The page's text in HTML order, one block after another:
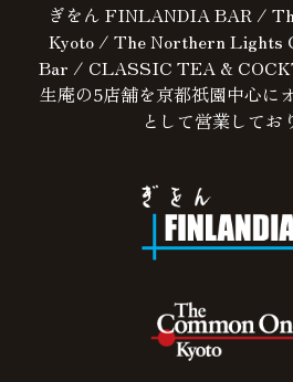
ぎをん FINLANDIA BAR /
Kyoto / The Northern Lights
Bar / CLASSIC TEA &
生庵の5店舗を京都祇園中心に
として営業してお